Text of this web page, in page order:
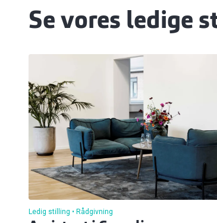
Se vores ledige
Ledig stilling Rådgivning